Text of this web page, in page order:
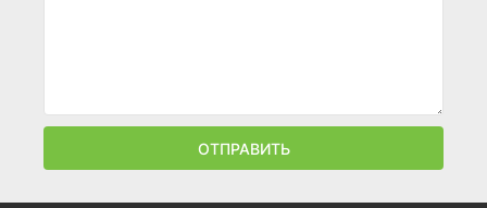
ОТПРАВИТЬ